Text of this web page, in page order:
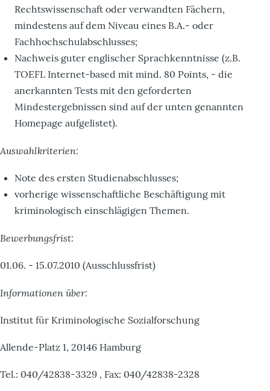
Rechtswissenschaft oder verwandten Fächern,
mindestens auf dem Niveau eines B.A.- oder
Fachhochschulabschlusses;
Nachweis guter englischer Sprachkenntnisse (z.B.
TOEFL Internet-based mit mind. 80 Points, - die
anerkannten Tests mit den geforderten
Mindestergebnissen sind auf der unten genannten
Homepage aufgelistet).
Auswahlkriterien:
Note des ersten Studienabschlusses;
vorherige wissenschaftliche Beschäftigung mit
kriminologisch einschlägigen Themen.
Bewerbungsfrist:
01.06. - 15.07.2010 (Ausschlussfrist)
Informationen über:
Institut für Kriminologische Sozialforschung
Allende-Platz 1, 20146 Hamburg
Tel.: 040/42838-3329 , Fax: 040/42838-2328